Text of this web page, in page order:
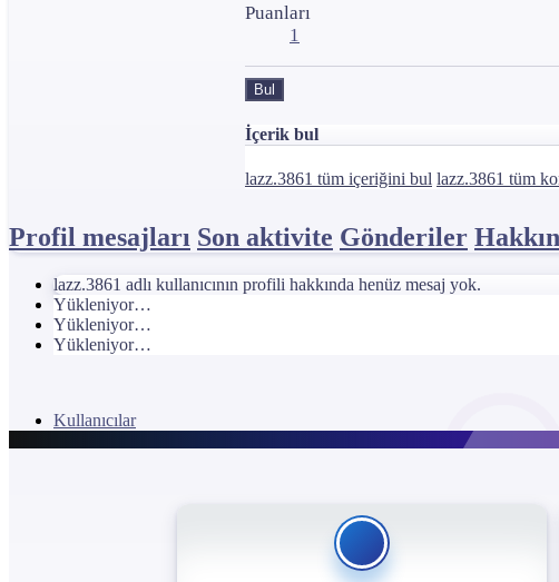
Puanları
1
Bul
İçerik bul
lazz.3861 tüm içeriğini bul lazz.3861 tüm
Profil mesajları Son aktivite Gönderiler
lazz.3861 adlı kullanıcının profili hakkında henüz mesaj yok.
Yükleniyor…
Yükleniyor…
Yükleniyor…
Kullanıcılar